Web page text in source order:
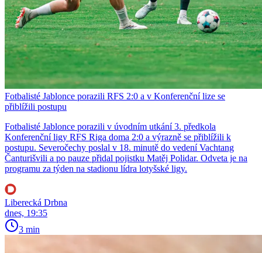
Fotbalisté Jablonce porazili RFS 2:0 a v Konferenční lize se
přiblížili postupu
Fotbalisté Jablonce porazili v úvodním utkání 3. předkola
Konferenční ligy RFS Riga doma 2:0 a výrazně se přiblížili k
postupu. Severočechy poslal v 18. minutě do vedení Vachtang
Čanturišvili a po pauze přidal pojistku Matěj Polidar. Odveta je na
programu za týden na stadionu lídra lotyšské ligy.
Liberecká Drbna
dnes, 19:35
3 min